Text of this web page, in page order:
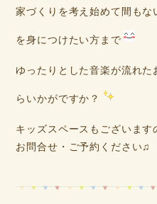
家づくりを考え始めて間も
を身につけたい方まで
ゆったりとした音楽が流れ
らいかがですか？
キッズスペースもございます
お問合せ・ご予約ください♫